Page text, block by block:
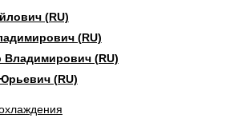
(RU)
(RU)
Владимирович (RU)
(RU)